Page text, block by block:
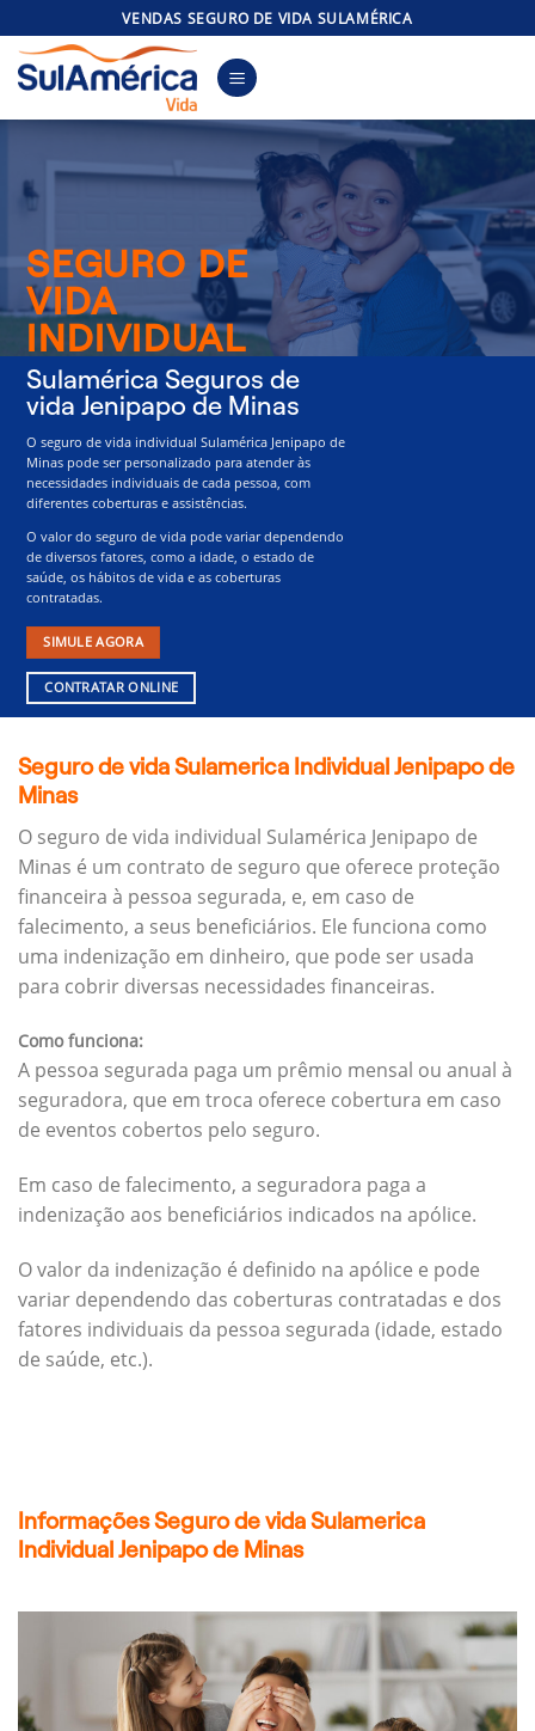
to
content
VENDAS SEGURO DE VIDA SULAMÉRICA
SEGURO DE
VIDA
INDIVIDUAL
Sulamérica Seguros de
vida Jenipapo de Minas
O seguro de vida individual Sulamérica Jenipapo de
Minas pode ser personalizado para atender às
necessidades individuais de cada pessoa, com
diferentes coberturas e assistências.
O valor do seguro de vida pode variar dependendo
de diversos fatores, como a idade, o estado de
saúde, os hábitos de vida e as coberturas
contratadas.
SIMULE AGORA
CONTRATAR ONLINE
Seguro de vida Sulamerica Individual Jenipapo de
Minas
O seguro de vida individual Sulamérica Jenipapo de
Minas é um contrato de seguro que oferece proteção
financeira à pessoa segurada, e, em caso de
falecimento, a seus beneficiários. Ele funciona como
uma indenização em dinheiro, que pode ser usada
para cobrir diversas necessidades financeiras.
Como funciona:
A pessoa segurada paga um prêmio mensal ou anual à
seguradora, que em troca oferece cobertura em caso
de eventos cobertos pelo seguro.
Em caso de falecimento, a seguradora paga a
indenização aos beneficiários indicados na apólice.
O valor da indenização é definido na apólice e pode
variar dependendo das coberturas contratadas e dos
fatores individuais da pessoa segurada (idade, estado
de saúde, etc.).
Informações Seguro de vida Sulamerica
Individual Jenipapo de Minas